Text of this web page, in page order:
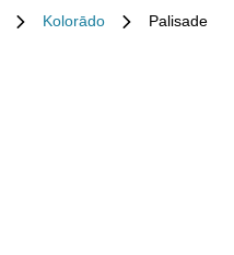
Kolorādo Palisade